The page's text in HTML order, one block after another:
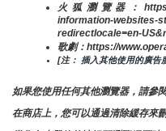
火狐瀏覽器：https://
information-websites-
redirectlocale=en-
歌劇：https://
[注： 插入其他使用的廣告
如果您使用任何其他瀏覽器，請參
在商店上，您可以通過清除緩存來